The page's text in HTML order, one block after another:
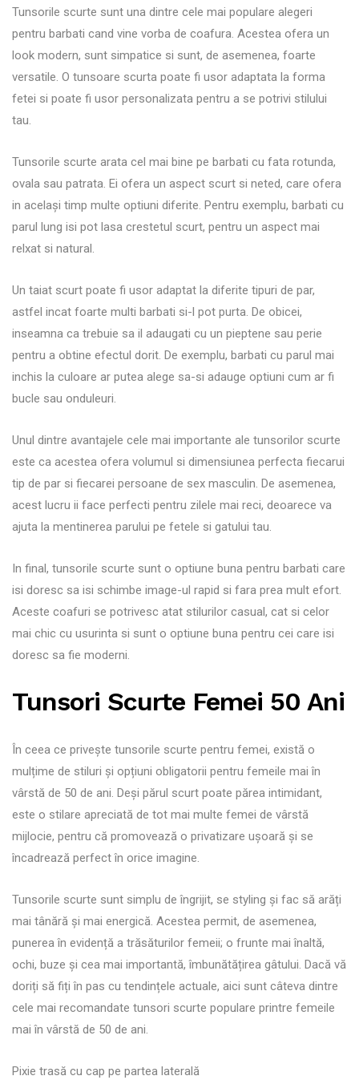
Tunsorile scurte sunt una dintre cele mai populare alegeri
pentru barbati cand vine vorba de coafura. Acestea ofera un
look modern, sunt simpatice si sunt, de asemenea, foarte
versatile. O tunsoare scurta poate fi usor adaptata la forma
fetei si poate fi usor personalizata pentru a se potrivi stilului
tau.
Tunsorile scurte arata cel mai bine pe barbati cu fata rotunda,
ovala sau patrata. Ei ofera un aspect scurt si neted, care ofera
in același timp multe optiuni diferite. Pentru exemplu, barbati cu
parul lung isi pot lasa crestetul scurt, pentru un aspect mai
relxat si natural.
Un taiat scurt poate fi usor adaptat la diferite tipuri de par,
astfel incat foarte multi barbati si-l pot purta. De obicei,
inseamna ca trebuie sa il adaugati cu un pieptene sau perie
pentru a obtine efectul dorit. De exemplu, barbati cu parul mai
inchis la culoare ar putea alege sa-si adauge optiuni cum ar fi
bucle sau onduleuri.
Unul dintre avantajele cele mai importante ale tunsorilor scurte
este ca acestea ofera volumul si dimensiunea perfecta fiecarui
tip de par si fiecarei persoane de sex masculin. De asemenea,
acest lucru ii face perfecti pentru zilele mai reci, deoarece va
ajuta la mentinerea parului pe fetele si gatului tau.
In final, tunsorile scurte sunt o optiune buna pentru barbati care
isi doresc sa isi schimbe image-ul rapid si fara prea mult efort.
Aceste coafuri se potrivesc atat stilurilor casual, cat si celor
mai chic cu usurinta si sunt o optiune buna pentru cei care isi
doresc sa fie moderni.
Tunsori Scurte Femei 50 Ani
În ceea ce privește tunsorile scurte pentru femei, există o
mulțime de stiluri și opțiuni obligatorii pentru femeile mai în
vârstă de 50 de ani. Deși părul scurt poate părea intimidant,
este o stilare apreciată de tot mai multe femei de vârstă
mijlocie, pentru că promovează o privatizare ușoară și se
încadrează perfect în orice imagine.
Tunsorile scurte sunt simplu de îngrijit, se styling și fac să arăți
mai tânără și mai energică. Acestea permit, de asemenea,
punerea în evidență a trăsăturilor femeii; o frunte mai înaltă,
ochi, buze și cea mai importantă, îmbunătățirea gâtului. Dacă vă
doriți să fiți în pas cu tendințele actuale, aici sunt câteva dintre
cele mai recomandate tunsori scurte populare printre femeile
mai în vârstă de 50 de ani.
Pixie trasă cu cap pe partea laterală